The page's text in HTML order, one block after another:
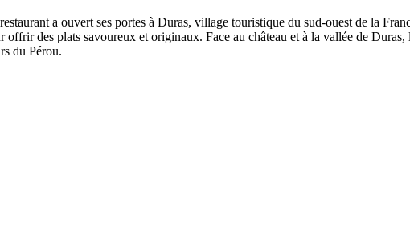
a ouvert ses portes à Duras, village touristique du sud-ouest de la
offrir des plats savoureux et originaux. Face au château et à la vallée de
du Pérou.